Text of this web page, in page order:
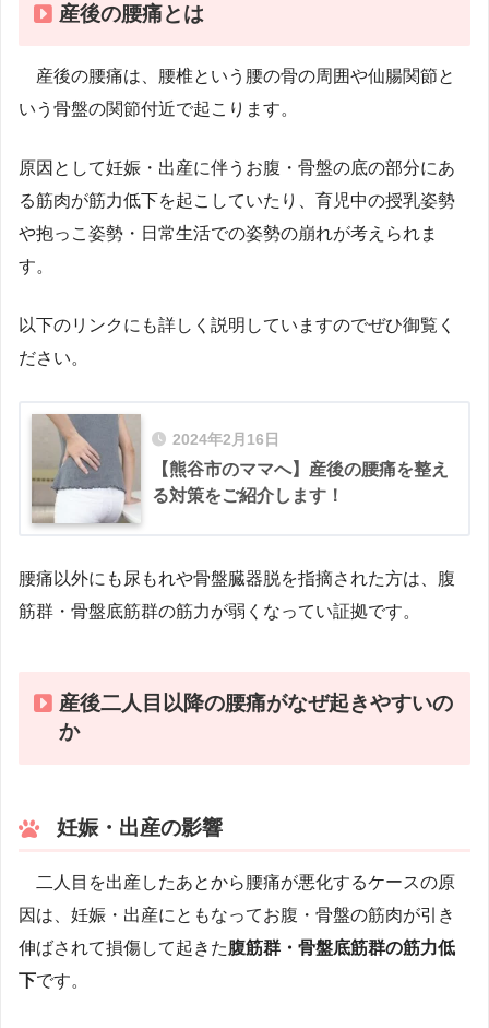
産後の腰痛とは
産後の腰痛は、腰椎という腰の骨の周囲や仙腸関節と
いう骨盤の関節付近で起こります。
原因として妊娠・出産に伴うお腹・骨盤の底の部分にあ
る筋肉が筋力低下を起こしていたり、育児中の授乳姿勢
や抱っこ姿勢・日常生活での姿勢の崩れが考えられま
す。
以下のリンクにも詳しく説明していますのでぜひ御覧く
ださい。
2024年2月16日
【熊谷市のママへ】産後の腰痛を整え
る対策をご紹介します！
腰痛以外にも尿もれや骨盤臓器脱を指摘された方は、腹
筋群・骨盤底筋群の筋力が弱くなってい証拠です。
産後二人目以降の腰痛がなぜ起きやすいの
か
妊娠・出産の影響
二人目を出産したあとから腰痛が悪化するケースの原
因は、妊娠・出産にともなってお腹・骨盤の筋肉が引き
伸ばされて損傷して起きた腹筋群・骨盤底筋群の筋力低
下です。